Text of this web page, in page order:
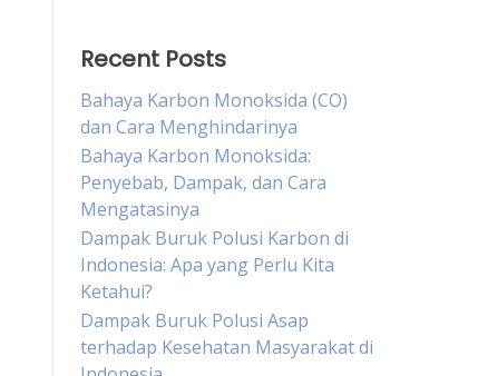
Recent Posts
Bahaya Karbon Monoksida (CO)
dan Cara Menghindarinya
Bahaya Karbon Monoksida:
Penyebab, Dampak, dan Cara
Mengatasinya
Dampak Buruk Polusi Karbon di
Indonesia: Apa yang Perlu Kita
Ketahui?
Dampak Buruk Polusi Asap
terhadap Kesehatan Masyarakat di